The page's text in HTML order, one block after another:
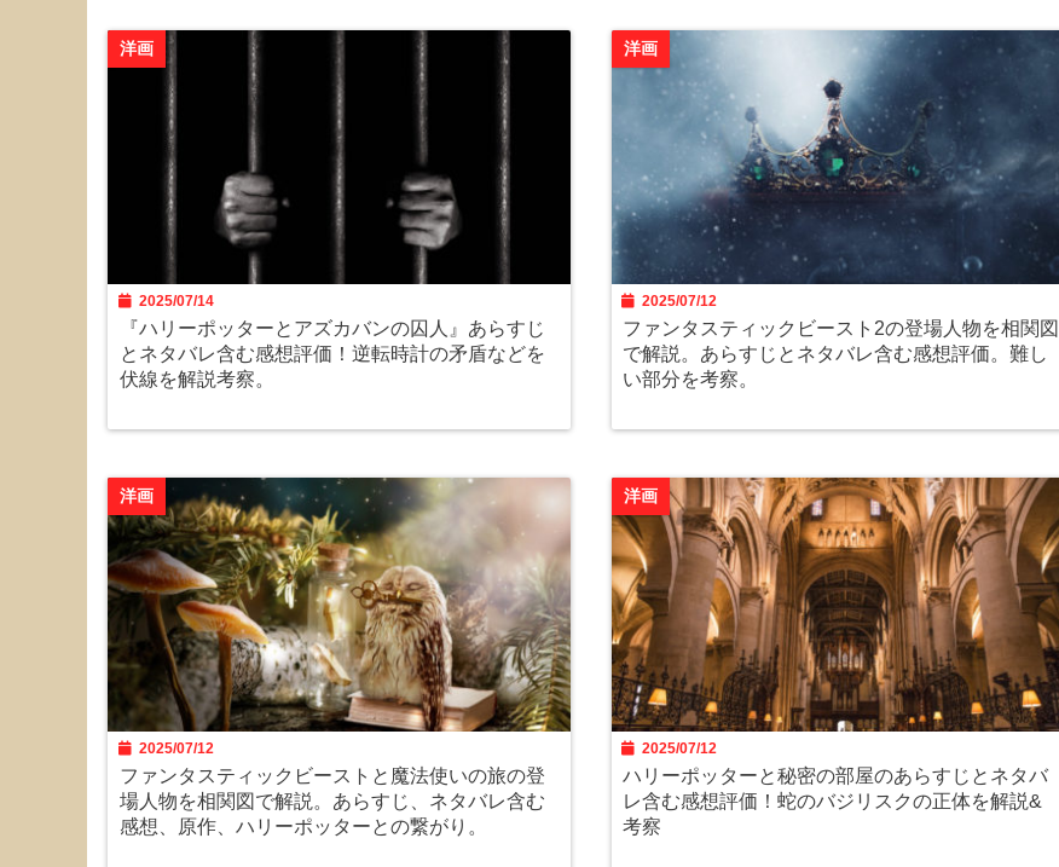
洋画
2025/07/14
『ハリーポッターとアズカバンの囚人』あらすじ
とネタバレ含む感想評価！逆転時計の矛盾などを
伏線を解説考察。
洋画
2025/07/12
ファンタスティックビースト2の登場人物を相関図
で解説。あらすじとネタバレ含む感想評価。難し
い部分を考察。
洋画
2025/07/12
ファンタスティックビーストと魔法使いの旅の登
場人物を相関図で解説。あらすじ、ネタバレ含む
感想、原作、ハリーポッターとの繋がり。
洋画
2025/07/12
ハリーポッターと秘密の部屋のあらすじとネタバ
レ含む感想評価！蛇のバジリスクの正体を解説&
考察